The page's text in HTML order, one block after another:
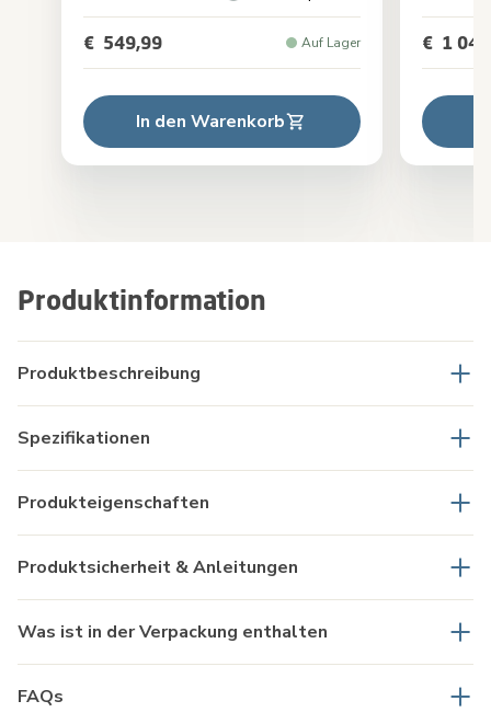
Produktinformation
Produktbeschreibung
Spezifikationen
Produkteigenschaften
Produktsicherheit & Anleitungen
Was ist in der Verpackung enthalten
FAQs
€ 549,99 Auf Lager
In den Warenkorb
€ 1